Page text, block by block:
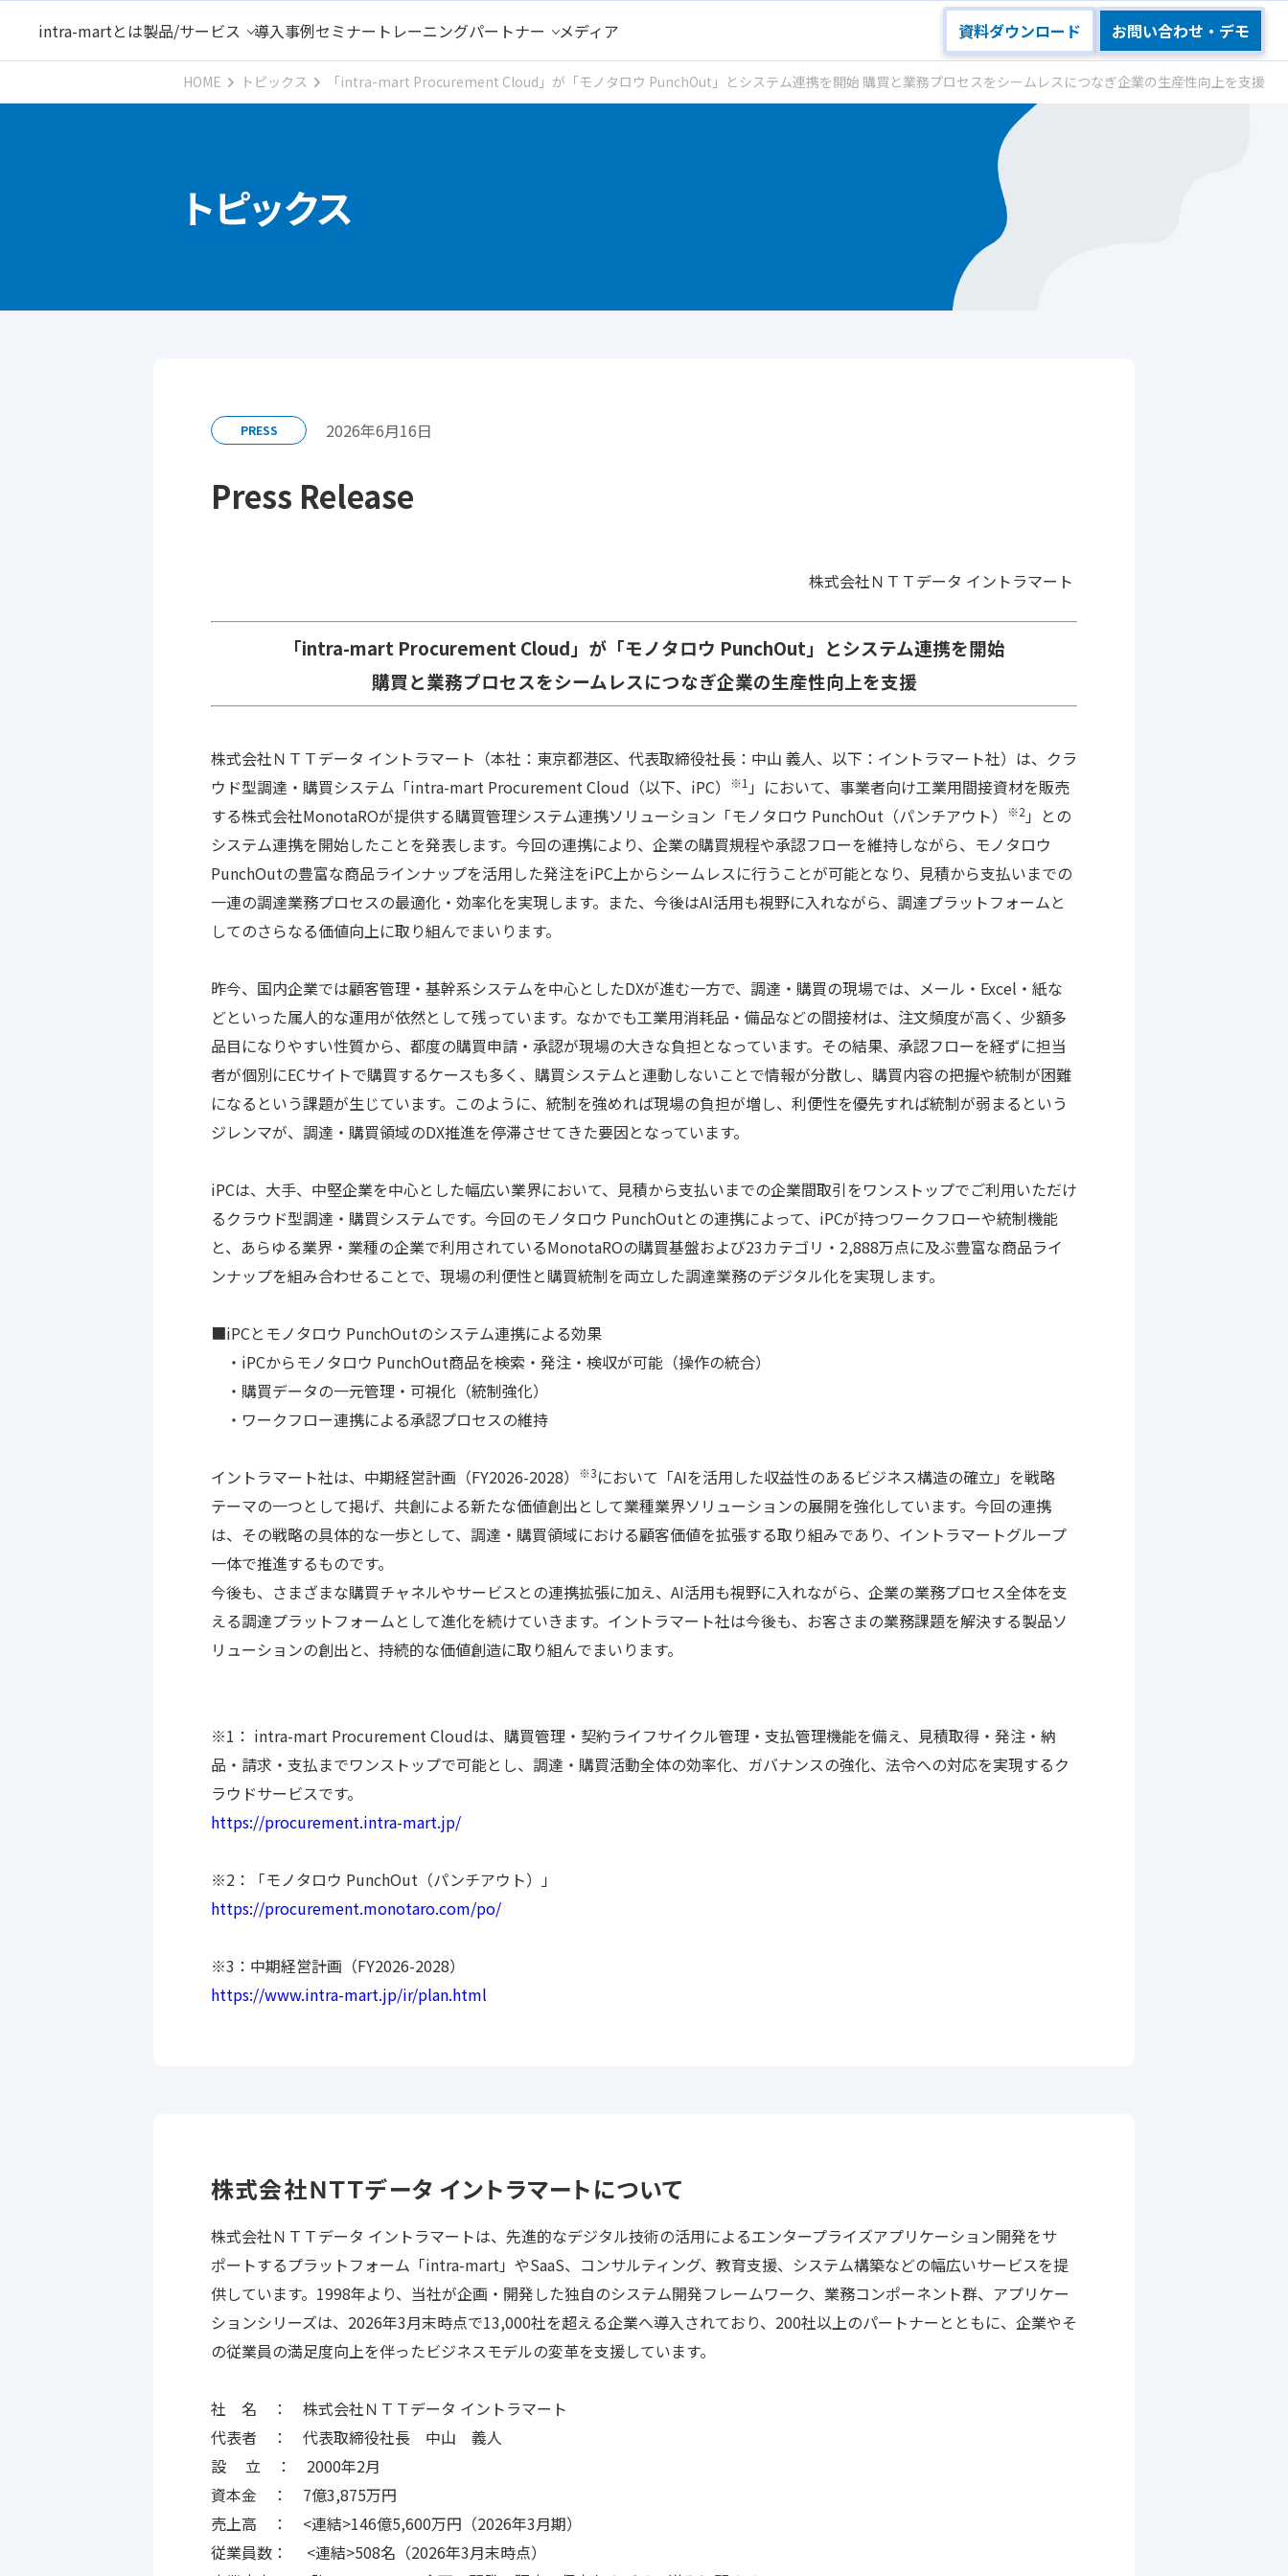
intra-martとは製品/サービス 導入事例セミナー トレーニングパートナー メディア 資料ダウンロード お問い合わせ・デモ
HOME トピックス 「intra-mart Procurement Cloud」が「モノタロウ PunchOut」とシステム連携を開始 購買と業務プロセスをシームレスにつなぎ企業の生産性向上を支援
トピックス
PRESS 2026年6月16日
Press Release
株式会社ＮＴＴデータ イントラマート
「intra-mart Procurement Cloud」が「モノタロウ PunchOut」とシステム連携を開始
購買と業務プロセスをシームレスにつなぎ企業の生産性向上を支援
株式会社ＮＴＴデータ イントラマート（本社：東京都港区、代表取締役社長：中山 義人、以下：イントラマート社）は、クラ
ウド型調達・購買システム「intra-mart Procurement Cloud（以下、iPC）
※1 」において、事業者向け工業用間接資材を販売
する株式会社MonotaROが提供する購買管理システム連携ソリューション「モノタロウ PunchOut（パンチアウト）
※2 」との
システム連携を開始したことを発表します。今回の連携により、企業の購買規程や承認フローを維持しながら、モノタロウ
PunchOutの豊富な商品ラインナップを活用した発注をiPC上からシームレスに行うことが可能となり、見積から支払いまでの
一連の調達業務プロセスの最適化・効率化を実現します。また、今後はAI活用も視野に入れながら、調達プラットフォームと
してのさらなる価値向上に取り組んでまいります。
昨今、国内企業では顧客管理・基幹系システムを中心としたDXが進む一方で、調達・購買の現場では、メール・Excel・紙な
どといった属人的な運用が依然として残っています。なかでも工業用消耗品・備品などの間接材は、注文頻度が高く、少額多
品目になりやすい性質から、都度の購買申請・承認が現場の大きな負担となっています。その結果、承認フローを経ずに担当
者が個別にECサイトで購買するケースも多く、購買システムと連動しないことで情報が分散し、購買内容の把握や統制が困難
になるという課題が生じています。このように、統制を強めれば現場の負担が増し、利便性を優先すれば統制が弱まるという
ジレンマが、調達・購買領域のDX推進を停滞させてきた要因となっています。
iPCは、大手、中堅企業を中心とした幅広い業界において、見積から支払いまでの企業間取引をワンストップでご利用いただけ
るクラウド型調達・購買システムです。今回のモノタロウ PunchOutとの連携によって、iPCが持つワークフローや統制機能
と、あらゆる業界・業種の企業で利用されているMonotaROの購買基盤および23カテゴリ・2,888万点に及ぶ豊富な商品ライ
ンナップを組み合わせることで、現場の利便性と購買統制を両立した調達業務のデジタル化を実現します。
■iPCとモノタロウ PunchOutのシステム連携による効果
・iPCからモノタロウ PunchOut商品を検索・発注・検収が可能（操作の統合）
・購買データの一元管理・可視化（統制強化）
・ワークフロー連携による承認プロセスの維持
イントラマート社は、中期経営計画（FY2026-2028） ※3において「AIを活用した収益性のあるビジネス構造の確立」を戦略
テーマの一つとして掲げ、共創による新たな価値創出として業種業界ソリューションの展開を強化しています。今回の連携
は、その戦略の具体的な一歩として、調達・購買領域における顧客価値を拡張する取り組みであり、イントラマートグループ
一体で推進するものです。
今後も、さまざまな購買チャネルやサービスとの連携拡張に加え、AI活用も視野に入れながら、企業の業務プロセス全体を支
える調達プラットフォームとして進化を続けていきます。イントラマート社は今後も、お客さまの業務課題を解決する製品ソ
リューションの創出と、持続的な価値創造に取り組んでまいります。
※1： intra-mart Procurement Cloudは、購買管理・契約ライフサイクル管理・支払管理機能を備え、見積取得・発注・納
品・請求・支払までワンストップで可能とし、調達・購買活動全体の効率化、ガバナンスの強化、法令への対応を実現するク
ラウドサービスです。
https://procurement.intra-mart.jp/
※2：「モノタロウ PunchOut（パンチアウト）」
https://procurement.monotaro.com/po/
※3：中期経営計画（FY2026-2028）
https://www.intra-mart.jp/ir/plan.html
株式会社ＮＴＴデータ イントラマートについて
株式会社ＮＴＴデータ イントラマートは、先進的なデジタル技術の活用によるエンタープライズアプリケーション開発をサ
ポートするプラットフォーム「intra-mart」やSaaS、コンサルティング、教育支援、システム構築などの幅広いサービスを提
供しています。1998年より、当社が企画・開発した独自のシステム開発フレームワーク、業務コンポーネント群、アプリケー
ションシリーズは、2026年3月末時点で13,000社を超える企業へ導入されており、200社以上のパートナーとともに、企業やそ
の従業員の満足度向上を伴ったビジネスモデルの変革を支援しています。
社 名 ： 株式会社ＮＴＴデータ イントラマート
代表者 ： 代表取締役社長 中山 義人
設 立 ： 2000年2月
資本金 ： 7億3,875万円
売上高 ： <連結>146億5,600万円（2026年3月期）
従業員数： <連結>508名（2026年3月末時点）